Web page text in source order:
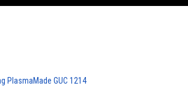
PlasmaMade GUC 1214